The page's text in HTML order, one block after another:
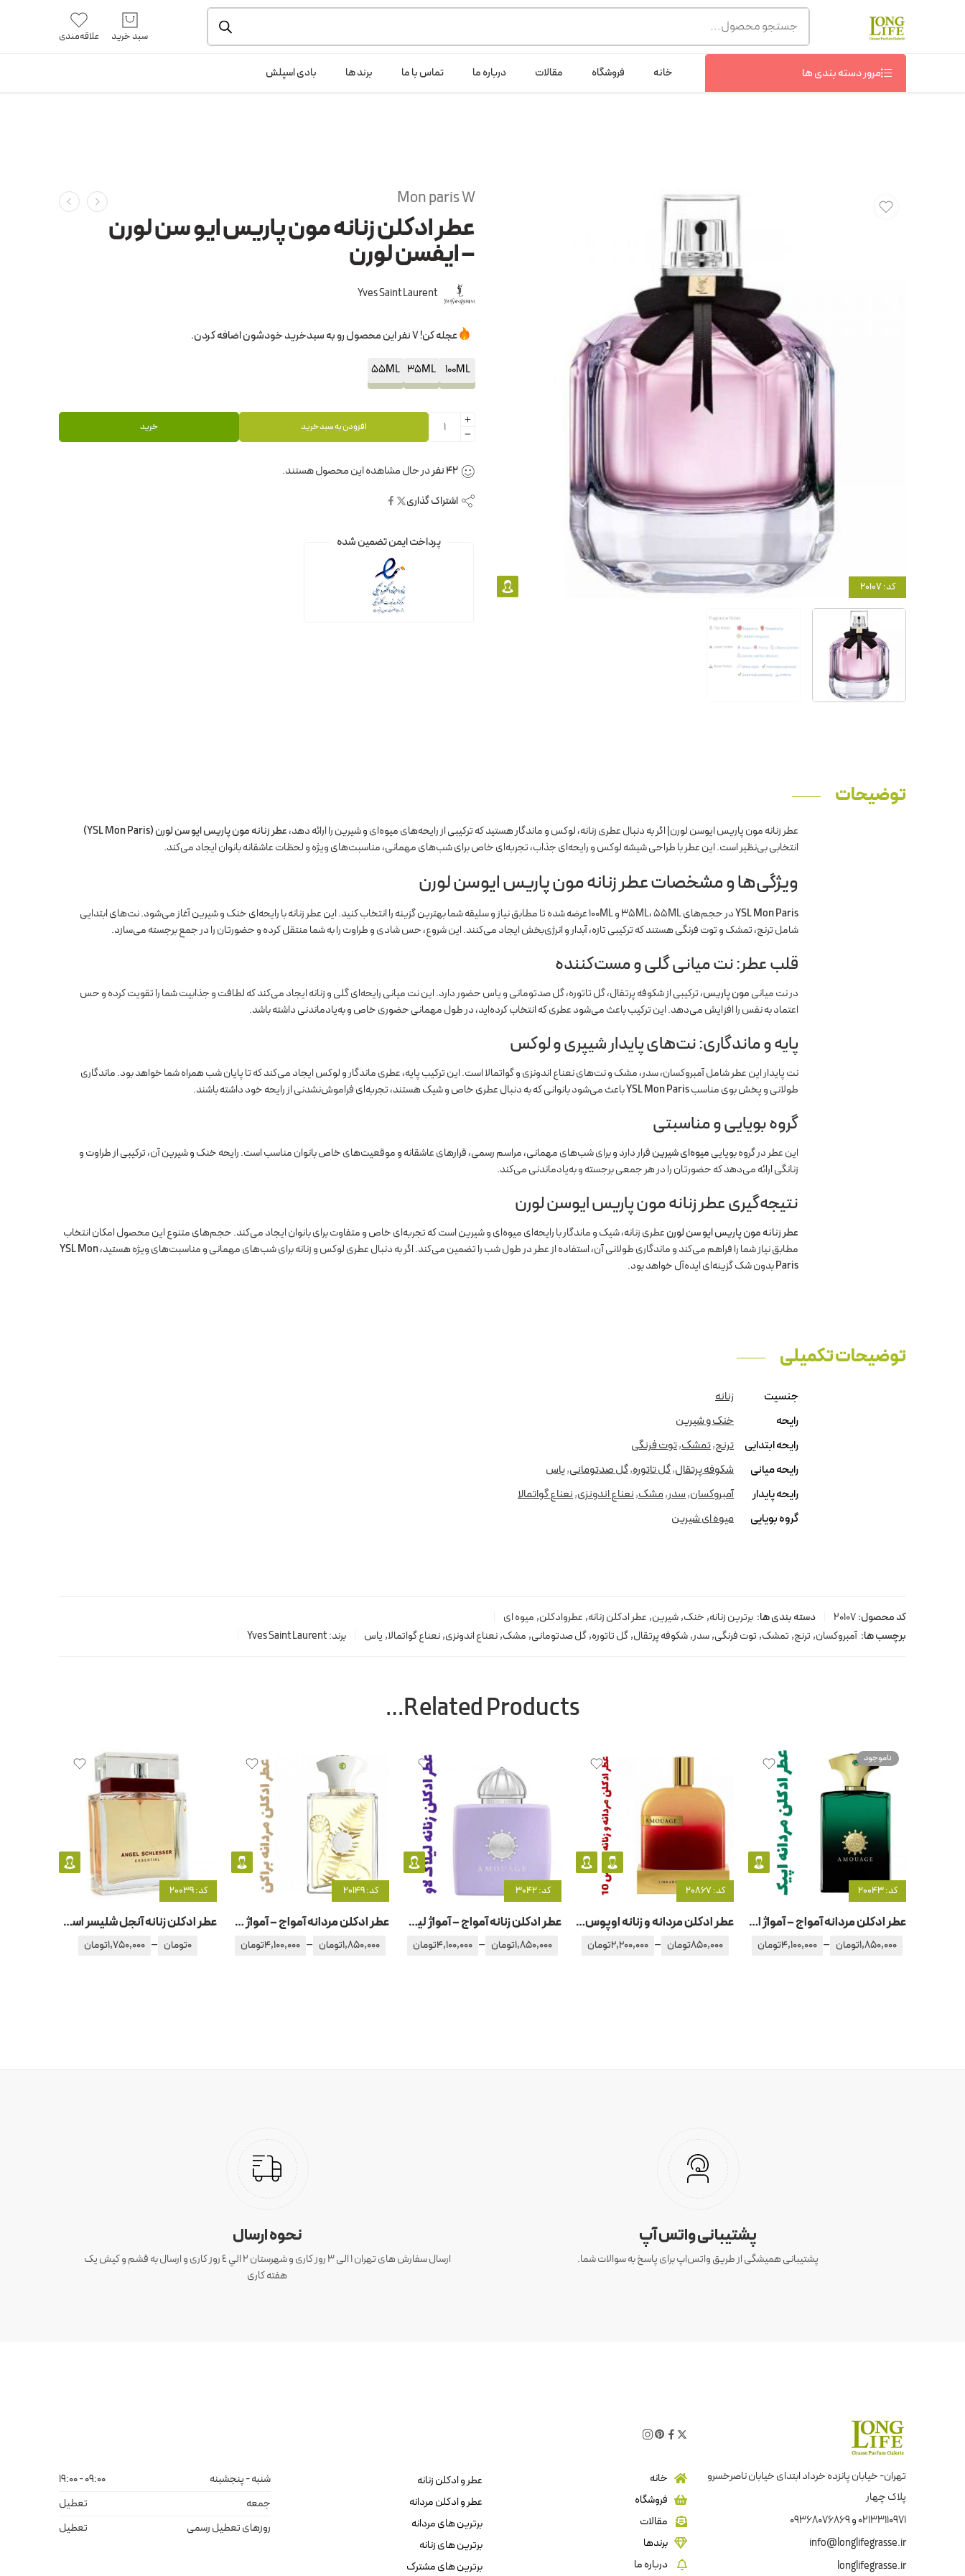
توجه! برند لانگ لایف رایحه های معروف را با شیشه و بسته بندی خود شرکت لانگ لایف عرضه می کند.که با انتخاب حجم هر ادکلنی می توانید شیشه و بسته بندی را ملاحظه بفرمایید. آموزش خرید از سایت
شماره پشتیبانی :09368076869
سبد خرید علاقه‌مندی
مرور دسته بندی ها خانه فروشگاه مقالات درباره ما تماس با ما برند ها بادی اسپلش
کد: 20107
Mon paris W
عطر ادکلن زنانه مون پاریس ایو سن لورن
– ایفسن لورن
Yves Saint Laurent
عجله کن! 7 نفر این محصول رو به سبدخرید خودشون اضافه کردن.
100ML
35ML
55ML
افزودن به سبد خرید خرید
42نفردر حال مشاهده این محصول هستند.
اشتراک گذاری
پرداخت ایمن تضمین شده
توضیحات
عطر زنانه مون پاریس ایوسن لورن| اگر به دنبال عطری زنانه، لوکس و ماندگار هستید که ترکیبی از رایحه‌های میوه‌ای و شیرین را ارائه دهد،عطر زنانه مون پاریس ایو سن لورن (YSL Mon Paris)
انتخابی بی‌نظیر است. این عطر با طراحی شیشه لوکس و رایحه‌ای جذاب، تجربه‌ای خاص برای شب‌های مهمانی، مناسبت‌های ویژه و لحظات عاشقانه بانوان ایجاد می‌کند.
ویژگی‌ها و مشخصات عطر زنانه مون پاریس ایوسن لورن
YSL Mon Paris
در حجم‌های ۳۵ML، ۵۵ML و ۱۰۰ML عرضه شده تا مطابق نیاز و سلیقه شما بهترین گزینه را انتخاب کنید. این عطر زنانه با رایحه‌ای خنک و شیرین آغاز می‌شود. نت‌های ابتدایی
شامل ترنج، تمشک و توت فرنگی هستند که ترکیبی تازه، آبدار و انرژی‌بخش ایجاد می‌کنند. این شروع، حس شادی و طراوت را به شما منتقل کرده و حضورتان را در جمع برجسته می‌سازد.
قلب عطر: نت میانی گلی و مست‌کننده
در نت میانیمون پاریس، ترکیبی از شکوفه پرتقال، گل تاتوره، گل صدتومانی و یاس حضور دارد. این نت میانی رایحه‌ای گلی و زنانه ایجاد می‌کند که لطافت و جذابیت شما را تقویت کرده و حس
اعتماد به نفس را افزایش می‌دهد. این ترکیب باعث می‌شود عطری که انتخاب کرده‌اید، در طول مهمانی حضوری خاص و به‌یادماندنی داشته باشد.
پایه و ماندگاری: نت‌های پایدار شیپری و لوکس
نت پایدار این عطر شامل آمبروکسان، سدر، مشک و نت‌های نعناع اندونزی و گواتمالا است. این ترکیب پایه، عطری ماندگار و لوکس ایجاد می‌کند که تا پایان شب همراه شما خواهد بود. ماندگاری
طولانی و پخش بوی مناسبYSL Mon Parisباعث می‌شود بانوانی که به دنبال عطری خاص و شیک هستند، تجربه‌ای فراموش‌نشدنی از رایحه خود داشته باشند.
گروه بویایی و مناسبتی
این عطر در گروه بویاییمیوه‌ای شیرینقرار دارد و برای شب‌های مهمانی، مراسم رسمی، قرارهای عاشقانه و موقعیت‌های خاص بانوان مناسب است. رایحه خنک و شیرین آن، ترکیبی از طراوت و
زنانگی ارائه می‌دهد که حضورتان را در هر جمعی برجسته و به‌یادماندنی می‌کند.
نتیجه‌گیری عطر زنانه مون پاریس ایوسن لورن
عطر زنانه مون پاریس ایو سن لورنعطری زنانه، شیک و ماندگار با رایحه‌ای میوه‌ای و شیرین است که تجربه‌ای خاص و متفاوت برای بانوان ایجاد می‌کند. حجم‌های متنوع این محصول امکان انتخاب
مطابق نیاز شما را فراهم می‌کند و ماندگاری طولانی آن، استفاده از عطر در طول شب را تضمین می‌کند. اگر به دنبال عطری لوکس و زنانه برای شب‌های مهمانی و مناسبت‌های ویژه هستید،YSL Mon
Parisبدون شک گزینه‌ای ایده‌آل خواهد بود.
توضیحات تکمیلی
جنسیت
زنانه
رایحه
خنک و شیرین
رایحه ابتدایی
ترنج,تمشک,توت فرنگی
رایحه میانی
شکوفه پرتقال,گل تاتوره,گل صدتومانی,یاس
رایحه پایدار
آمبروکسان,سدر,مشک,نعناع اندونزی,نعناع گواتمالا
گروه بویایی
میوه ای شیرین
کد محصول:20107 دسته بندی ها: برترین زنانه, خنک,شیرین, عطر ادکلن زنانه, عطروادکلن, میوه ای
برچسب ها: آمبروکسان, ترنج, تمشک, توت فرنگی,سدر,شکوفه پرتقال,گل تاتوره,گل صدتومانی, مشک,نعناع اندونزی,نعناع گواتمالا, یاس برند:Yves Saint Laurent
Related Products…
ناموجود
کد: 20043
عطر ادکلن مردانه آمواج – آمواژ اپیک
1,850,000تومان –
4,100,000تومان
کد: 20867
عطر ادکلن مردانه و زنانه اوپوس – اپوس ۱0 آمواج – آمواژ
850,000تومان –
2,200,000تومان
کد: 3042
عطر ادکلن زنانه آمواج – آمواژ لیلاک لاو
1,850,000تومان –
4,100,000تومان
کد: 20149
عطر ادکلن مردانه آمواج – آمواژ براکن
1,850,000تومان –
4,100,000تومان
کد: 20039
عطر ادکلن زنانه آنجل شلیسر اسنشیال
0تومان –
1,750,000تومان
پشتیبانی واتس آپ
پشتیبانی همیشگی از طریق واتس‌اپ برای پاسخ به سوالات شما.
نحوه ارسال
ارسال سفارش های تهران 1 الی 3 روز کاری و شهرستان ٢ الي ٤ روز کاری و ارسال به قشم و کیش یک
هفته کاری
تهران- خیابان پانزده خرداد ابتدای خیابان ناصرخسرو
پلاک چهار
02133110971 و 09368076869
info@longlifegrasse.ir
longlifegrasse.ir
خانه
فروشگاه
مقالات
برندها
درباره ما
عطر و ادکلن زنانه
عطر و ادکلن مردانه
برترین های مردانه
برترین های زنانه
برترین های مشترک
شنبه - پنجشبنه
09:00 - 19:00
جمعه
تعطیل
روزهای تعطیل رسمی
تعطیل